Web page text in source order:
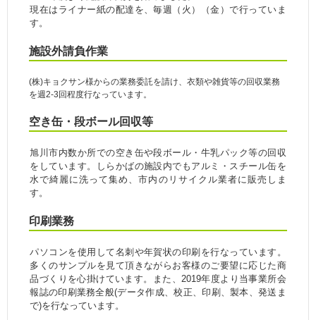
現在はライナー紙の配達を、毎週（火）（金）で行っていま
す。
施設外請負作業
(株)キョクサン様からの業務委託を請け、衣類や雑貨等の回収業務
を週2-3回程度行なっています。
空き缶・段ボール回収等
旭川市内数か所での空き缶や段ボール・牛乳パック等の回収
をしています。しらかばの施設内でもアルミ・スチール缶を
水で綺麗に洗って集め、市内のリサイクル業者に販売しま
す。
印刷業務
パソコンを使用して名刺や年賀状の印刷を行なっています。
多くのサンプルを見て頂きながらお客様のご要望に応じた商
品づくりを心掛けています。また、2019年度より当事業所会
報誌の印刷業務全般(データ作成、校正、印刷、製本、発送ま
で)を行なっています。